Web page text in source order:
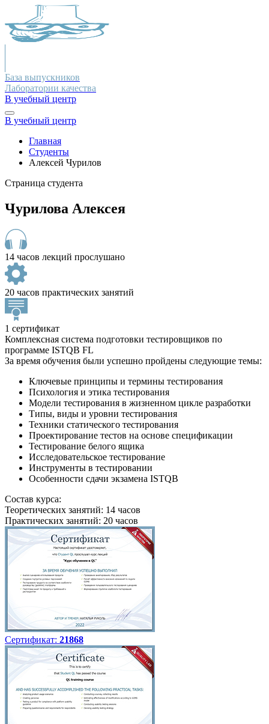
База выпускников
Лаборатории качества
В учебный центр
В учебный центр
Главная
Студенты
Алексей Чурилов
Страница студента
Чурилова Алексея
14 часов лекций прослушано
20 часов практических занятий
1 сертификат
Комплексная система подготовки тестировщиков по
программе ISTQB FL
За время обучения были успешно пройдены следующие темы:
Ключевые принципы и термины тестирования
Психология и этика тестирования
Модели тестирования в жизненном цикле разработки
Типы, виды и уровни тестирования
Техники статического тестирования
Проектирование тестов на основе спецификации
Тестирование белого ящика
Исследовательское тестирование
Инструменты в тестировании
Особенности сдачи экзамена ISTQB
Состав курса:
Теоретических занятий: 14 часов
Практических занятий: 20 часов
Сертификат: 21868